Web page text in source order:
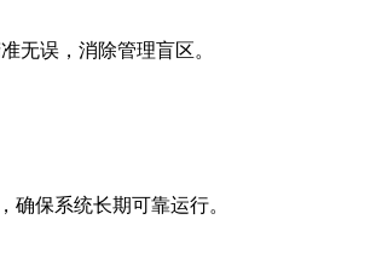
无误，消除管理盲区。
保系统长期可靠运行。